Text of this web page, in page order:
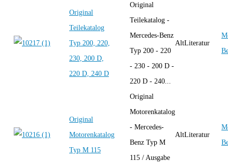
Original
Teilekatalog
Typ 200, 220,
230, 200 D,
220 D, 240 D
Original
Teilekatalog -
Mercedes-Benz
Typ 200 - 220
- 230 - 200 D -
220 D - 240...
AltLiteratur
Original
Motorenkatalog
Typ M 115
Original
Motorenkatalog
- Mercedes-
Benz Typ M
115 / Ausgabe
AltLiteratur